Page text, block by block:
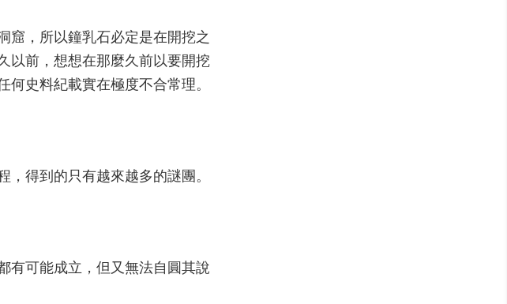
窟，所以鐘乳石必定是在開挖之
以前，想想在那麼久前以要開挖
史料紀載實在極度不合常理。
得到的只有越來越多的謎團。
有可能成立，但又無法自圓其說